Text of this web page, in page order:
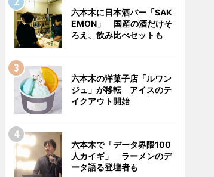
六本木に日本酒バー「SAK
EMON」 国産の酒だけそ
ろえ、飲み比べセットも
六本木の洋菓子店「ルワン
ジュ」が移転 アイスのテ
イクアウト開始
六本木で「データ界隈100
人カイギ」 ラーメンのデ
ータ語る登壇者も